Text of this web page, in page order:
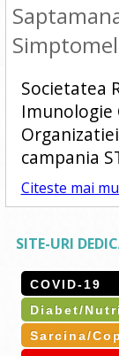
Societatea
Imunologie
campania
Citeste mai
SITE-URI
COVID-19
Diabet/
Sarcina/